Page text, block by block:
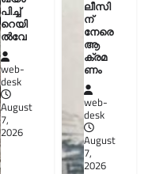
പിച്ച്
റെയി
ൽവേ
web-
desk
August
7,
2026
ലീസി
ന്
നേരെ
ആ
ക്രമ
ണം
web-
desk
August
7,
2026